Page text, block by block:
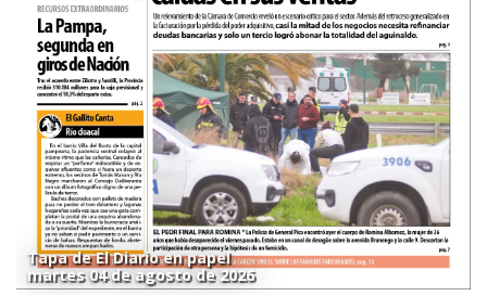
Tapa de El Diario en papel
martes 04 de agosto de 2026